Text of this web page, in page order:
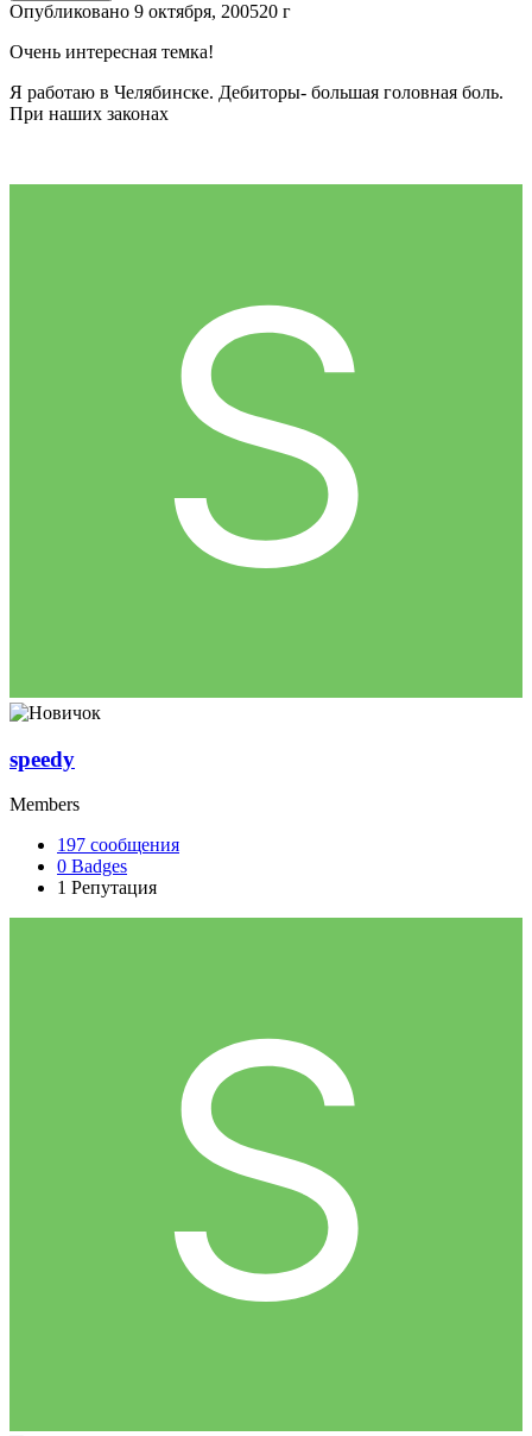
Опубликовано 9 октября, 200520 г
Очень интересная темка!
Я работаю в Челябинске. Дебиторы- большая головная боль.
При наших законах
speedy
Members
197 сообщения
0 Badges
1 Репутация